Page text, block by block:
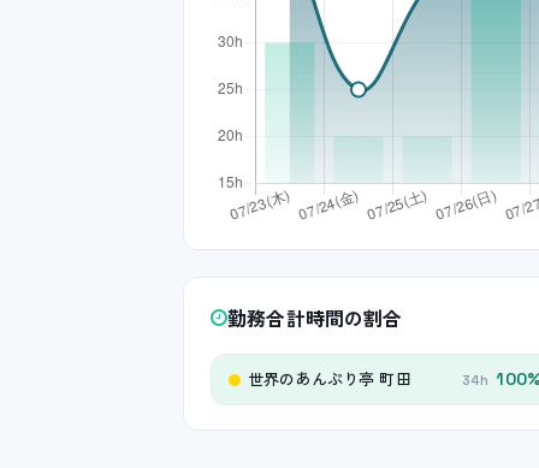
勤務合計時間の割合
世界のあんぷり亭 町田 34h 100%